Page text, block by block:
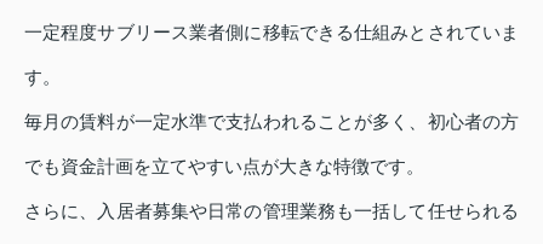
一定程度サブリース業者側に移転できる仕組みとされていま
す。
毎月の賃料が一定水準で支払われることが多く、初心者の方
でも資金計画を立てやすい点が大きな特徴です。
さらに、入居者募集や日常の管理業務も一括して任せられる